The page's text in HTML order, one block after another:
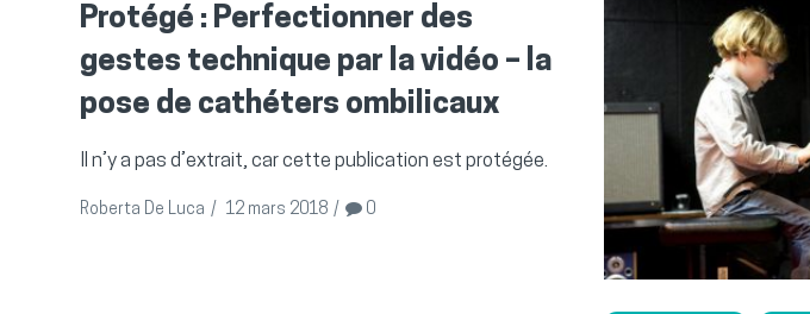
Protégé : Perfectionner des
gestes technique par la vidéo – la
pose de cathéters ombilicaux
Il n’y a pas d’extrait, car cette publication est protégée.
Roberta De Luca / 12 mars 2018 / 0